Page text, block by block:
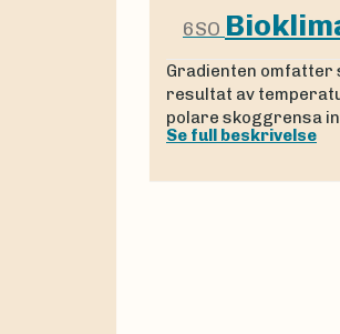
6SO
Gradienten omfatter
resultat av
polare skoggrensa
Se full beskrivelse